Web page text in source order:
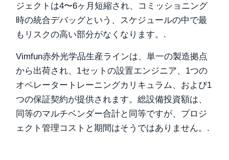
ジェクトは4〜6ヶ月短縮され、コミッショニング
時の統合デバッグという、スケジュールの中で最
もリスクの高い部分がなくなります。.
Vimfun赤外光学品生産ラインは、単一の製造拠点
から出荷され、1セットの設置エンジニア、1つの
オペレータートレーニングカリキュラム、および1
つの保証契約が提供されます。総設備投資額は、
同等のマルチベンダー合計と同等ですが、プロジ
ェクト管理コストと期間はそうではありません。.